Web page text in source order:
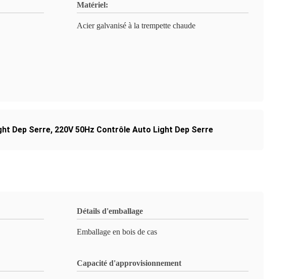
Matériel:
Acier galvanisé à la trempette chaude
Dep Serre, 220V 50Hz Contrôle Auto Light Dep Serre
Détails d'emballage
Emballage en bois de cas
Capacité d'approvisionnement